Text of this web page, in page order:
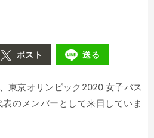
ポスト 送る
東京オリンピック2020 女子バス
のメンバーとして来日していま